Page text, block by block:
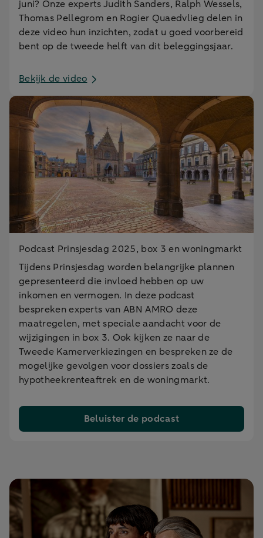
juni? Onze experts Judith Sanders, Ralph Wessels,
Thomas Pellegrom en Rogier Quaedvlieg delen in
deze video hun inzichten, zodat u goed voorbereid
bent op de tweede helft van dit beleggingsjaar.
Bekijk de video
Podcast Prinsjesdag 2025, box 3 en woningmarkt
Tijdens Prinsjesdag worden belangrijke plannen
gepresenteerd die invloed hebben op uw
inkomen en vermogen. In deze podcast
bespreken experts van ABN AMRO deze
maatregelen, met speciale aandacht voor de
wijzigingen in box 3. Ook kijken ze naar de
Tweede Kamerverkiezingen en bespreken ze de
mogelijke gevolgen voor dossiers zoals de
hypotheekrenteaftrek en de woningmarkt.
Beluister de podcast